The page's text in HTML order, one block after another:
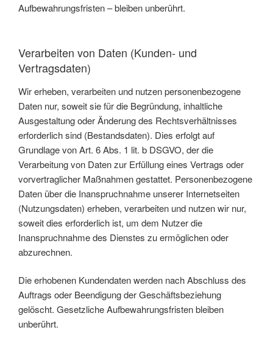
Aufbewahrungsfristen – bleiben unberührt.
Verarbeiten von Daten (Kunden- und
Vertragsdaten)
Wir erheben, verarbeiten und nutzen personenbezogene
Daten nur, soweit sie für die Begründung, inhaltliche
Ausgestaltung oder Änderung des Rechtsverhältnisses
erforderlich sind (Bestandsdaten). Dies erfolgt auf
Grundlage von Art. 6 Abs. 1 lit. b DSGVO, der die
Verarbeitung von Daten zur Erfüllung eines Vertrags oder
vorvertraglicher Maßnahmen gestattet. Personenbezogene
Daten über die Inanspruchnahme unserer Internetseiten
(Nutzungsdaten) erheben, verarbeiten und nutzen wir nur,
soweit dies erforderlich ist, um dem Nutzer die
Inanspruchnahme des Dienstes zu ermöglichen oder
abzurechnen.
Die erhobenen Kundendaten werden nach Abschluss des
Auftrags oder Beendigung der Geschäftsbeziehung
gelöscht. Gesetzliche Aufbewahrungsfristen bleiben
unberührt.